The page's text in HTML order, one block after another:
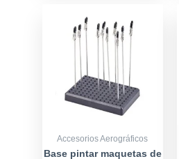
Accesorios Aerográficos
Base pintar maquetas de